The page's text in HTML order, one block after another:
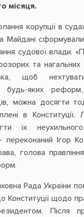
місяця.
корупції в
Майдані
судової влади.
та нагальних
щоб
будь-яких
можна досягти
в
їх
переконаний Ігор
голова
Рада України
Конституції щодо
Після